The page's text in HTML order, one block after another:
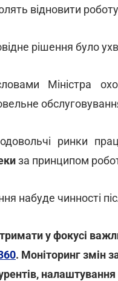
відновити
рішення було
Міністра
ринки
за принципом
набуде чинності
у фокусі
. Моніторинг змін